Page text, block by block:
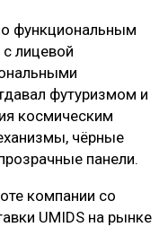
функциональным
лицевой
футуризмом и
космическим
чёрные
панели.
компании со
UMIDS на рынке